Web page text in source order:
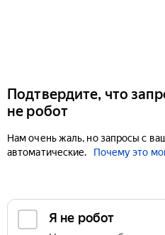
Подтвердите, что
не робот
Нам очень жаль, но запросы с
автоматические.
Почему это